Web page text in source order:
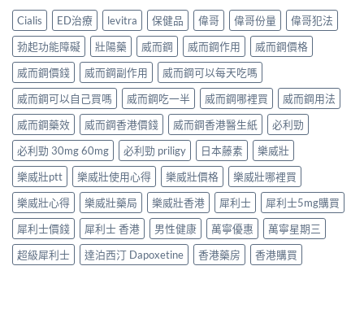
Cialis ED治療 levitra 保健品 偉哥 偉哥份量
偉哥犯法
勃起功能障礙
壯陽藥 威而鋼 威而鋼作用
威而鋼價格
威而鋼價錢
威而鋼副作用
威而鋼可以每天吃嗎
威而鋼可以自己買嗎
威而鋼吃一半 威而鋼哪裡買
威而鋼用法
威而鋼藥效
威而鋼香港價錢 威而鋼香港醫生紙
必利勁
必利勁 30mg 60mg
必利勁 priligy 日本藤素
樂威壯
樂威壯ptt
樂威壯使用心得 樂威壯價格
樂威壯哪裡買
樂威壯心得
樂威壯藥局 樂威壯香港 犀利士
犀利士5mg購買
犀利士價錢
犀利士 香港 男性健康 萬寧優惠
萬寧星期三
超級犀利士
達泊西汀 Dapoxetine 香港藥房 香港購買